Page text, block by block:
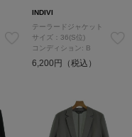
INDIVI
テーラードジャケット
サイズ：36(S位)
コンディション: B
6,200円（税込）